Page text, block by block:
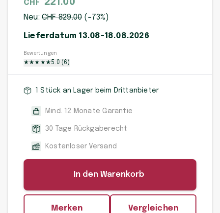
CHF 221.00
Neu:CHF829.00 (-73%)
Lieferdatum 13.08-18.08.2026
Bewertungen
★★★ ★★5.0 (6 )
1 Stück an Lager beim Drittanbieter
Mind. 12 Monate Garantie
30 Tage Rückgaberecht
Kostenloser Versand
In den Warenkorb
Merken Vergleichen